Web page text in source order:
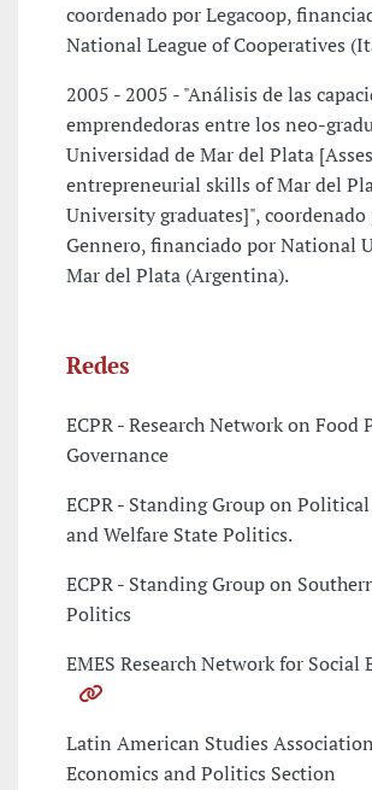
coordenado por Legacoop,
National League of Cooperatives
2005 - 2005 - "Análisis de las
emprendedoras entre los neo-
Universidad de Mar del Plata
entrepreneurial skills of Mar del
University graduates]",
Gennero, financiado por National
Mar del Plata (Argentina).
Redes
ECPR - Research Network on Food
Governance
ECPR - Standing Group on
and Welfare State Politics.
ECPR - Standing Group on
Politics
EMES Research Network for Social
Latin American Studies
Economics and Politics Section